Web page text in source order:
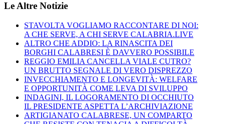
Le Altre Notizie
STAVOLTA VOGLIAMO RACCONTARE DI NOI:
A CHE SERVE, A CHI SERVE CALABRIA.LIVE
ALTRO CHE ADDIO: LA RINASCITA DEI
BORGHI CALABRESI È DAVVERO POSSIBILE
REGGIO EMILIA CANCELLA VIALE CUTRO?
UN BRUTTO SEGNALE DI VERO DISPREZZO
INVECCHIAMENTO E LONGEVITÀ: WELFARE
E OPPORTUNITÀ COME LEVA DI SVILUPPO
INDAGINI, IL LOGORAMENTO DI OCCHIUTO
IL PRESIDENTE ASPETTA L’ARCHIVIAZIONE
ARTIGIANATO CALABRESE, UN COMPARTO